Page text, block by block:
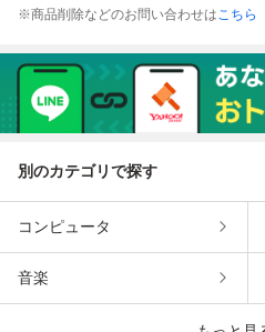
※商品削除などのお問い合わせはこちら
別のカテゴリで探す
コンピュータ
音楽